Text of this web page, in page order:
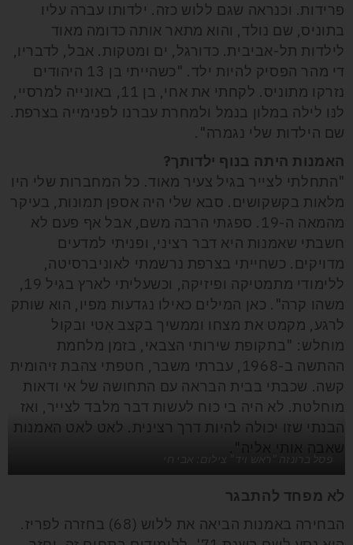
פרידות. וכנראה שגם ללוש כזה. ילדותו עברה עליו
בתוניס, שם נולד, והוא מתאר אותה כדומה מאוד
לילדות תל-אביבית. כדורגל, ים ומטקות. אבל, לדבריו,
די מהר הפסיק להיות ילד. "כשהייתי בן 13 היהודים
נזרקו מתוניס. לקחתי את אחי, בן 11, באונייה למרסיי,
לנּו לילה במלון בנמל ולמחרת עברנו לפנימייה בצרפת.
שם הילדות שלי נגמרה".
האמנות היתה בנוף ילדותך?
"התחלתי לצייר בגיל צעיר מאוד. כל המחברות שלי היו
מלאות בקשקושים. סבא שלי היה אספן תמונות, בעיקר
מהמאה ה-19. ספגתי הרבה משם, אבל אף פעם לא
חשבתי שאמנות היא דבר רציני, ופניתי למדעים
מדויקים. כשחייתי בצרפת נרשמתי לאוניברסיטה,
ללימודי מתמטיקה ופיזיקה, וכשעליתי לארץ בגיל 19,
משהו קרה". כאן המילים כאילו נגדעות מפיו, הוא שותק
לרגע, מקמט את מצחו וממשיך בקצב אִטי ובקול
מוחלש: "בתקופת שירותי הצבאי, בזמן מלחמת
ההתשה ב-1968, עברתי משבר, חטפתי צהבת זיהומית
קשה. שכבתי בבית הבראה עם התחושה של אי ודאות
מוחלטת. לא היה בי כוח לעשות דבר מלבד לצייר, ואז
הבנתי שזו יכולה להיות דרך רצינית. לאט לאט האמנות
לא מפחד להתבגר
הבחירה באמנות הביאה את ללוש (68) בחזרה לפריז.